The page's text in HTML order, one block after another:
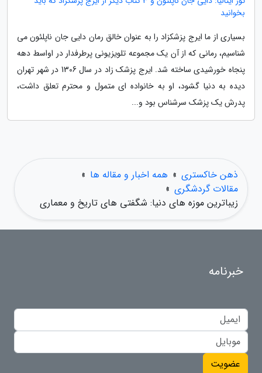
بخوانید
بسیاری از ما ایرج پزشکزاد را به عنوان خالق رمان دایی جان ناپلئون می
شناسیم، رمانی که از آن یک مجموعه تلویزیونی پرطرفدار در اواسط دهه
پنجاه خورشیدی ساخته شد. ایرج پزشک زاد در سال 1306 در شهر تهران
دیده به دنیا گشود، او به خانواده ای متمول و محترم تعلق داشت،
پدرش یک پزشک سرشناس بود و...
ذهن خاکستری » همه اخبار و مقاله ها »
مقالات گردشگری »
زیباترین موزه های دنیا: شگفتی های تاریخ و معماری
خبرنامه
عضویت